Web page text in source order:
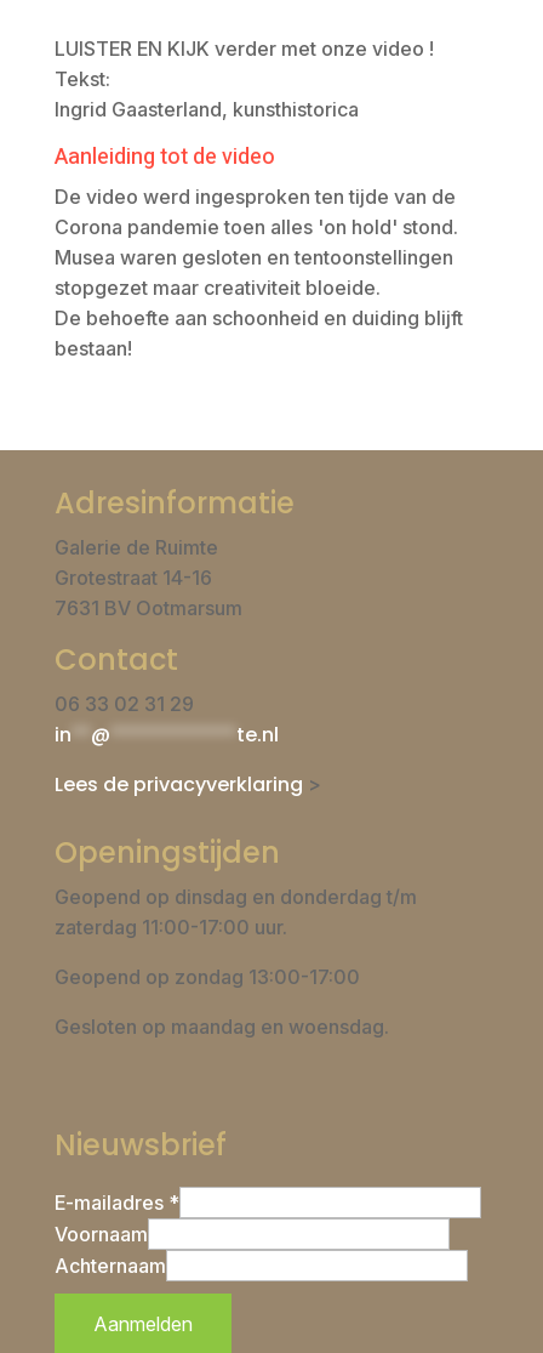
LUISTER EN KIJK verder met onze video !
Tekst:
Ingrid Gaasterland, kunsthistorica
Aanleiding tot de video
De video werd ingesproken ten tijde van de
Corona pandemie toen alles 'on hold' stond.
Musea waren gesloten en tentoonstellingen
stopgezet maar creativiteit bloeide.
De behoefte aan schoonheid en duiding blijft
bestaan!
Adresinformatie
Galerie de Ruimte
Grotestraat 14-16
7631 BV Ootmarsum
Contact
06 33 02 31 29
in @
te.nl
Lees de privacyverklaring >
Openingstijden
Geopend op dinsdag en donderdag t/m
zaterdag 11:00-17:00 uur.
Geopend op zondag 13:00-17:00
Gesloten op maandag en woensdag.
Nieuwsbrief
E-mailadres *
Voornaam
Achternaam